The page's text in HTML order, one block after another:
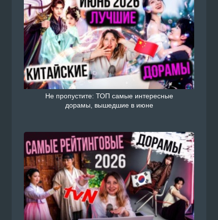
Не пропустите: ТОП самые интересные
дорамы, вышедшие в июне